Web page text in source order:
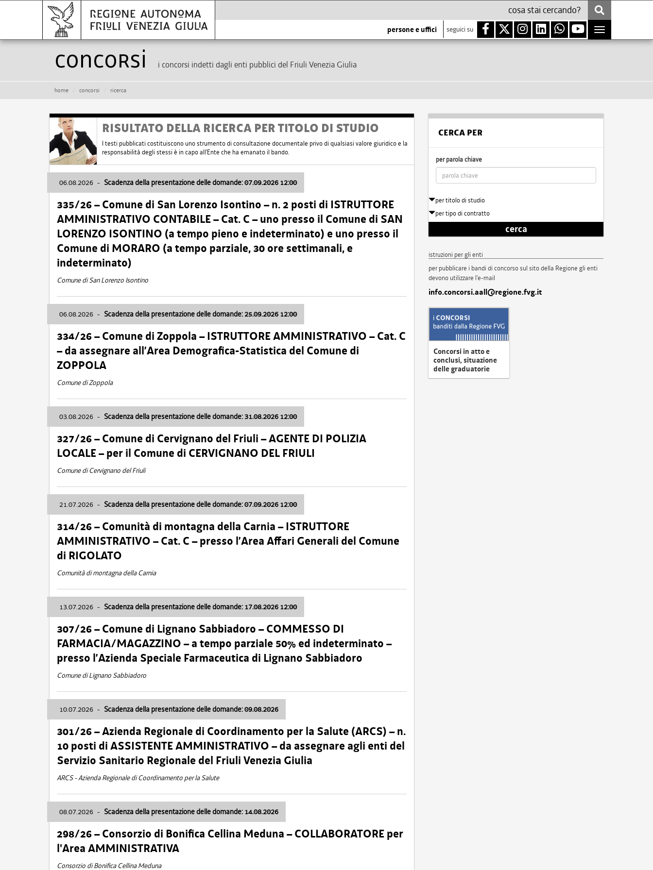
persone e uffici seguici su
Toggle
navigation
Concorsi i concorsi indetti dagli enti pubblici del Friuli Venezia Giulia
home concorsi ricerca
RISULTATO DELLA RICERCA PER TITOLO DI STUDIO
I testi pubblicati costituiscono uno strumento di consultazione documentale privo di qualsiasi valore giuridico e la
responsabilità degli stessi è in capo all'Ente che ha emanato il bando.
06.08.2026 - Scadenza della presentazione delle domande: 07.09.2026 12:00
335/26 – Comune di San Lorenzo Isontino – n. 2 posti di ISTRUTTORE
AMMINISTRATIVO CONTABILE – Cat. C – uno presso il Comune di SAN
LORENZO ISONTINO (a tempo pieno e indeterminato) e uno presso il
Comune di MORARO (a tempo parziale, 30 ore settimanali, e
indeterminato)
Comune di San Lorenzo Isontino
06.08.2026 - Scadenza della presentazione delle domande: 25.09.2026 12:00
334/26 – Comune di Zoppola – ISTRUTTORE AMMINISTRATIVO – Cat. C
– da assegnare all’Area Demografica-Statistica del Comune di
ZOPPOLA
Comune di Zoppola
03.08.2026 - Scadenza della presentazione delle domande: 31.08.2026 12:00
327/26 – Comune di Cervignano del Friuli – AGENTE DI POLIZIA
LOCALE – per il Comune di CERVIGNANO DEL FRIULI
Comune di Cervignano del Friuli
21.07.2026 - Scadenza della presentazione delle domande: 07.09.2026 12:00
314/26 – Comunità di montagna della Carnia – ISTRUTTORE
AMMINISTRATIVO – Cat. C – presso l’Area Affari Generali del Comune
di RIGOLATO
Comunità di montagna della Carnia
13.07.2026 - Scadenza della presentazione delle domande: 17.08.2026 12:00
307/26 – Comune di Lignano Sabbiadoro – COMMESSO DI
FARMACIA/MAGAZZINO – a tempo parziale 50% ed indeterminato –
presso l’Azienda Speciale Farmaceutica di Lignano Sabbiadoro
Comune di Lignano Sabbiadoro
10.07.2026 - Scadenza della presentazione delle domande: 09.08.2026
301/26 – Azienda Regionale di Coordinamento per la Salute (ARCS) – n.
10 posti di ASSISTENTE AMMINISTRATIVO – da assegnare agli enti del
Servizio Sanitario Regionale del Friuli Venezia Giulia
ARCS - Azienda Regionale di Coordinamento per la Salute
08.07.2026 - Scadenza della presentazione delle domande: 14.08.2026
298/26 – Consorzio di Bonifica Cellina Meduna – COLLABORATORE per
l'Area AMMINISTRATIVA
Consorzio di Bonifica Cellina Meduna
CERCA PER
per parola chiave
per titolo di studio
per tipo di contratto
cerca
istruzioni per gli enti
per pubblicare i bandi di concorso sul sito della Regione gli enti
devono utilizzare l'e-mail
info.concorsi.aall@regione.fvg.it
Concorsi in atto e
conclusi, situazione
delle graduatorie